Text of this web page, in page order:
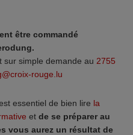
être commandé
sur simple demande au 2755
rouge.lu
essentiel de bien lire la
et de se préparer au
vous aurez un résultat de